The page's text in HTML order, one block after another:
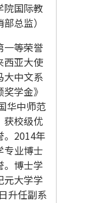
院国际教
总监）
一等荣誉
西亚大使
大中文系
学金》
华中师范
获校级优
。2014年
专业博士
。博士学
元大学学
升任副系